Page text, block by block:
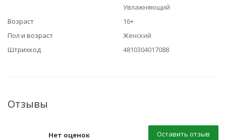
Увлажняющий
Возраст
16+
Пол и возраст
Женский
Штрихкод
4810304017088
Отзывы
Нет оценок Оставить отзыв